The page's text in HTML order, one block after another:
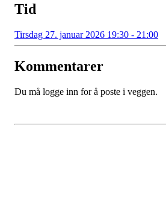
Tid
Tirsdag 27. januar 2026 19:30 - 21:00
Kommentarer
Du må logge inn for å poste i veggen.